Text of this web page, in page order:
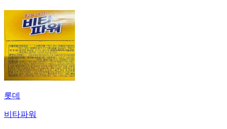
롯데
비타파워